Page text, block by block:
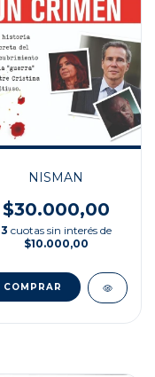
NISMAN
$30.000,00
3 cuotas sin interés de
$10.000,00